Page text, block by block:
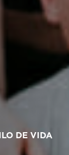
DE VIDA